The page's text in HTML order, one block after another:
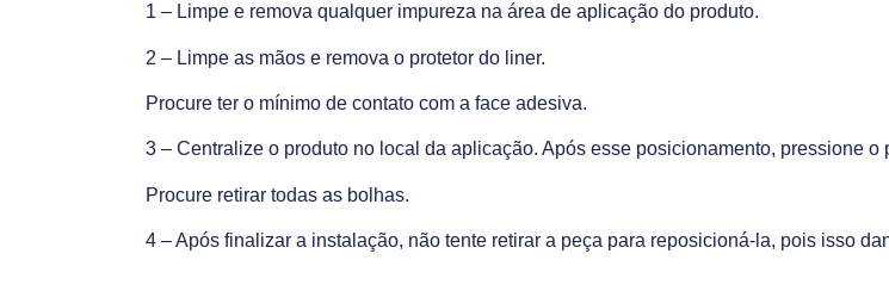
1 – Limpe e remova qualquer impureza na área de aplicação do produto.
2 – Limpe as mãos e remova o protetor do liner.
Procure ter o mínimo de contato com a face adesiva.
3 – Centralize o produto no local da aplicação. Após esse posicionamento, pressione
Procure retirar todas as bolhas.
4 – Após finalizar a instalação, não tente retirar a peça para reposicioná-la, pois isso